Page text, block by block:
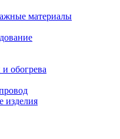
материалы
обогрева
изделия